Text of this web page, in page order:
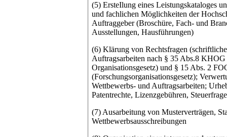
(5) ErsteIlung eines Leistungskataloges
und fachlichen Möglichkeiten der
Auftraggeber (Broschüre, Fach- und
Ausstellungen, Hausführungen)
(6) Klärung von Rechtsfragen
Auftragsarbeiten nach § 35 Abs.8
Organisationsgesetz) und § 15 Abs. 2
(Forschungsorganisationsgesetz);
Wettbewerbs- und Auftragsarbeiten;
Patentrechte, Lizenzgebühren,
(7) Ausarbeitung von Musterverträgen,
Wettbewerbsausschreibungen